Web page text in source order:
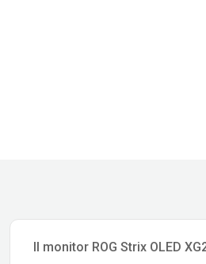
Il monitor ROG Strix OLED